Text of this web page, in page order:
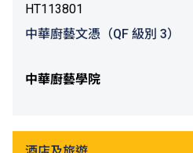
HT113801
中華廚藝文憑（QF 級別 3）
中華廚藝學院